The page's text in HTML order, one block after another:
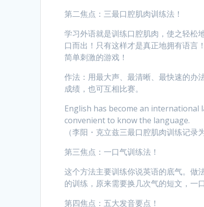
第二焦点：三最口腔肌肉训练法！
学习外语就是训练口腔肌肉，使之轻松
口而出！只有这样才是真正地拥有语言
简单刺激的游戏！
作法：用最大声、最清晰、最快速的办
成绩，也可互相比赛。
English has become an international
convenient to know the language.
（李阳・克立兹三最口腔肌肉训练记录
第三焦点：一口气训练法！
这个方法主要训练你说英语的底气。做
的训练，原来需要换几次气的短文，一
第四焦点：五大发音要点！